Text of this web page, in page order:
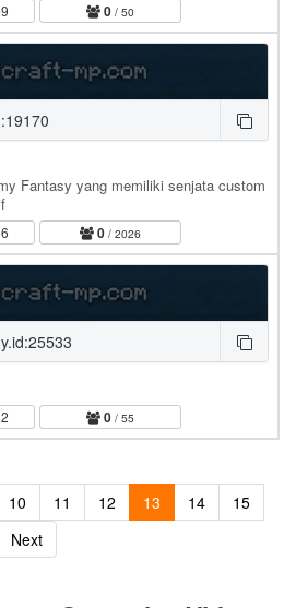
0 / 50
Fantasy yang memiliki senjata custom
0 / 2026
0 / 55
10 11 12 13 14
15
Next